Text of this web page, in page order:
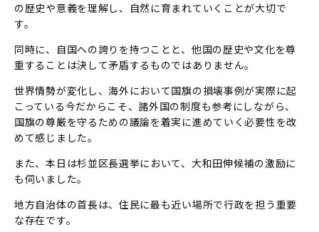
の歴史や意義を理解し、自然に育まれていくことが大切で
す。
同時に、自国への誇りを持つことと、他国の歴史や文化を尊
重することは決して矛盾するものではありません。
世界情勢が変化し、海外において国旗の損壊事例が実際に起
こっている今だからこそ、諸外国の制度も参考にしながら、
国旗の尊厳を守るための議論を着実に進めていく必要性を改
めて感じました。
また、本日は杉並区長選挙において、大和田伸候補の激励に
も伺いました。
地方自治体の首長は、住民に最も近い場所で行政を担う重要
な存在です。